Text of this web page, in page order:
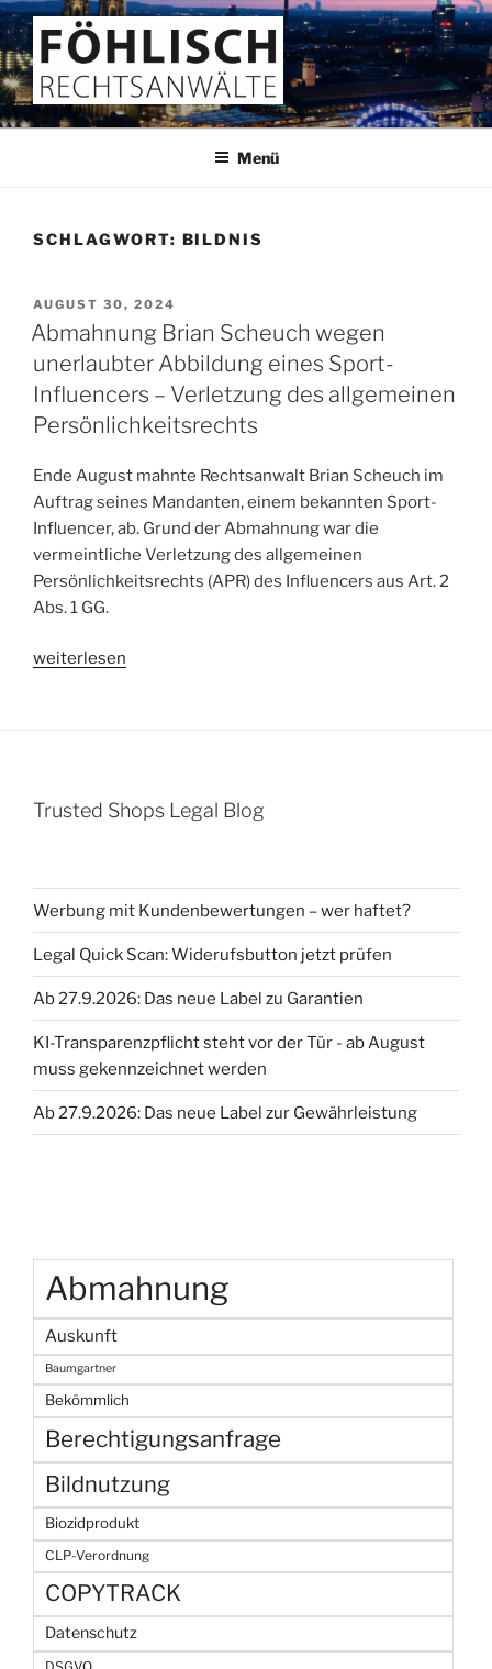
Zum
Inhalt
springen
FÖHLISCH
Rechtsanwälte
Menü
SCHLAGWORT: BILDNIS
VERÖFFENTLICHT
AM
AUGUST 30, 2024
Abmahnung Brian Scheuch wegen
unerlaubter Abbildung eines Sport-
Influencers – Verletzung des allgemeinen
Persönlichkeitsrechts
Ende August mahnte Rechtsanwalt Brian Scheuch im
Auftrag seines Mandanten, einem bekannten Sport-
Influencer, ab. Grund der Abmahnung war die
vermeintliche Verletzung des allgemeinen
Persönlichkeitsrechts (APR) des Influencers aus Art. 2
Abs. 1 GG.
„Abmahnung
eines
–
Verletzung
des
allgemeinen
Persönlichkeitsrechts“
weiterlesen
Trusted Shops Legal Blog
Werbung mit Kundenbewertungen – wer haftet?
Legal Quick Scan: Widerufsbutton jetzt prüfen
Ab 27.9.2026: Das neue Label zu Garantien
KI-Transparenzpflicht steht vor der Tür - ab August
muss gekennzeichnet werden
Ab 27.9.2026: Das neue Label zur Gewährleistung
Abmahnung
Auskunft
Baumgartner
Bekömmlich
Berechtigungsanfrage
Bildnutzung
Biozidprodukt
CLP-Verordnung
COPYTRACK
Datenschutz